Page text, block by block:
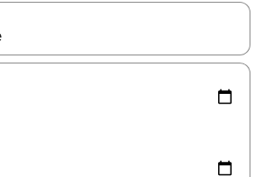
使用上下方向键查看，或通过点击或滑动手势